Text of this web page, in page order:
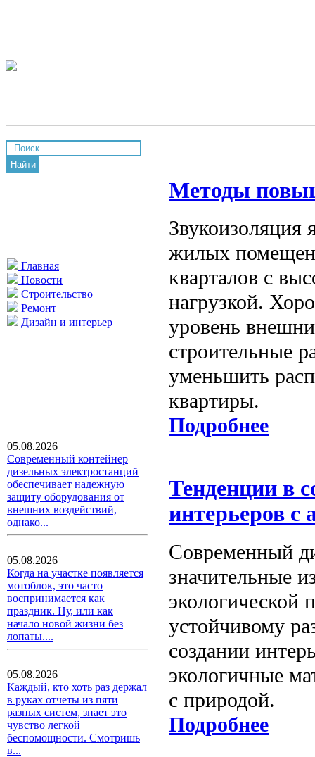
Найти
Главная
Новости
Строительство
Ремонт
Дизайн и интерьер
05.08.2026
Современный контейнер
дизельных электростанций
обеспечивает надежную
защиту оборудования от
внешних воздействий,
однако...
05.08.2026
Когда на участке появляется
мотоблок, это часто
воспринимается как
праздник. Ну, или как
начало новой жизни без
лопаты....
05.08.2026
Каждый, кто хоть раз держал
в руках отчеты из пяти
разных систем, знает это
чувство легкой
беспомощности. Смотришь
в...
Методы
Звукоизоляция
жилых
кварталов с
нагрузкой.
уровень
строительные
уменьшить
квартиры.
Подробнее
Тенденции в
интерьеров с
Современный
значительные
экологической
устойчивому
создании
экологичные
с природой.
Подробнее